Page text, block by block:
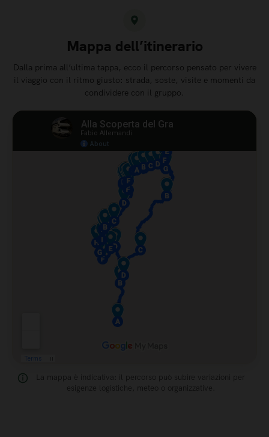
Mappa dell’itinerario
Dalla prima all’ultima tappa, ecco il percorso pensato per vivere
il viaggio con il ritmo giusto: strada, soste, visite e momenti da
condividere con il gruppo.
La mappa è indicativa: il percorso può subire variazioni per
esigenze logistiche, meteo o organizzative.